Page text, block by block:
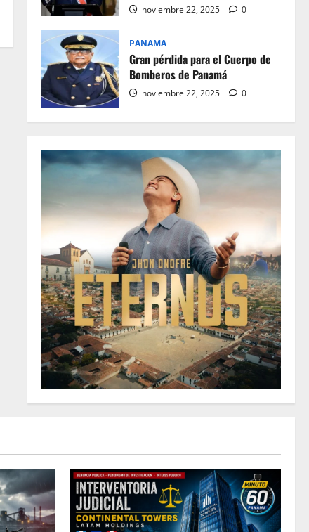
noviembre 22, 2025 0
PANAMA
Gran pérdida para el Cuerpo de
Bomberos de Panamá
noviembre 22, 2025 0